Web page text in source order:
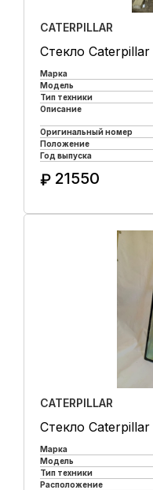
CATERPILLAR
Стекло Caterpillar
Марка
Модель
Тип техники
Описание
Оригинальный номер
Положение
Год выпуска
₽ 21550
CATERPILLAR
Стекло Caterpillar
Марка
Модель
Тип техники
Расположение